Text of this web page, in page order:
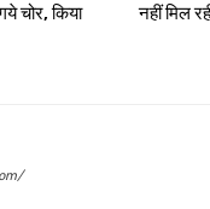
चोर, किया
नहीं मिल